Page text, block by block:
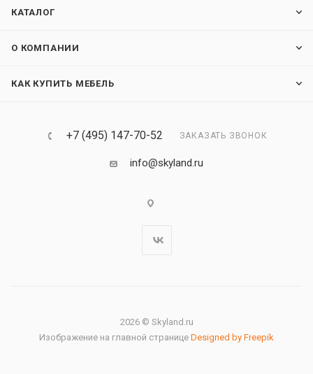
КАТАЛОГ
О КОМПАНИИ
КАК КУПИТЬ МЕБЕЛЬ
+7 (495) 147-70-52 ЗАКАЗАТЬ ЗВОНОК
info@skyland.ru
2026 © Skyland.ru
Изображение на главной странице Designed by Freepik